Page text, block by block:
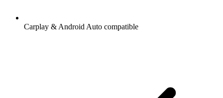
Carplay & Android Auto compatible